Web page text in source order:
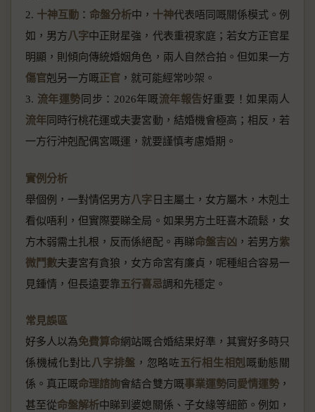
2. 十神互動 ： 命盤分析中， 十神代表唔同嘅關係模式。例
如，男方八字中正財星強，代表重視家庭；若女方正官星
明顯，則傾向傳統婚姻角色，兩人自然合拍。但如果一方
傷官剋另一方嘅正官 ，就可能經常吵架。
3. 流年運勢同步：2026年嘅流年報告好重要！如果兩人
流年同時行桃花運或夫妻宮動，結婚機會極高；相反，若
一方行沖剋配偶宮嘅運，就要謹慎考慮婚期。
實例分析
舉個例，一對情侶男方八字 日主屬土，女方屬木，木剋土
看似唔利，但實際要睇全局。如果男方土旺喜木疏鬆，女
方木弱需土扎根，反而係絕配。再睇命盤吉凶，若男方紫
微鬥數夫妻宮有貪狼，女方命宮有廉貞，呢種組合容易一
見鍾情，但長遠要靠五行喜忌調和先穩定。
常見誤區
好多人以為免費算命網站嘅合婚結果好準，其實好多時只
係機械化對比八字排盤 ，忽略咗五行相生相剋嘅動態關
係。真正嘅命理諮詢會結合雙方嘅事業運勢同愛情運勢 ，
甚至從命盤解析中睇到婆媳關係、子女緣等細節。例如，